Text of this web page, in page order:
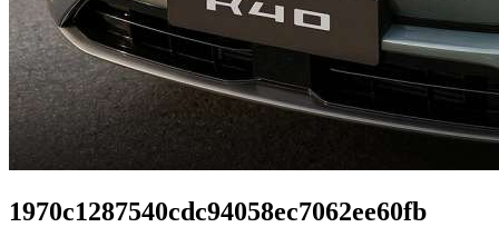
1970c1287540cdc94058ec7062ee60fb